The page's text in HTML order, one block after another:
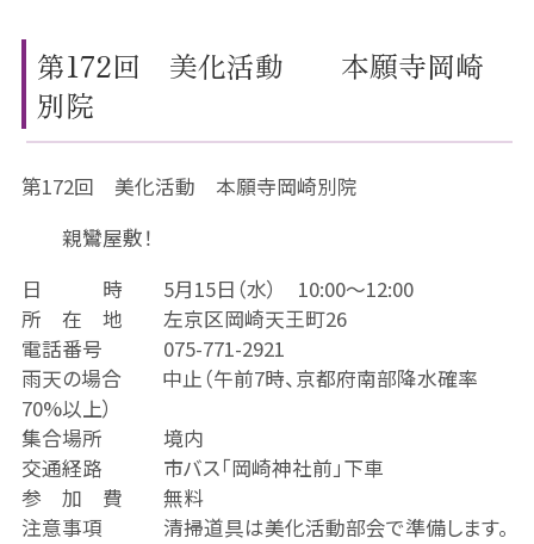
第172回 美化活動 本願寺岡崎
別院
第172回 美化活動 本願寺岡崎別院
親鸞屋敷！
日 時 5月15日（水） 10:00～12:00
所 在 地 左京区岡崎天王町26
電話番号 075-771-2921
雨天の場合 中止（午前7時、京都府南部降水確率
70%以上）
集合場所 境内
交通経路 市バス「岡崎神社前」下車
参 加 費 無料
注意事項 清掃道具は美化活動部会で準備します。